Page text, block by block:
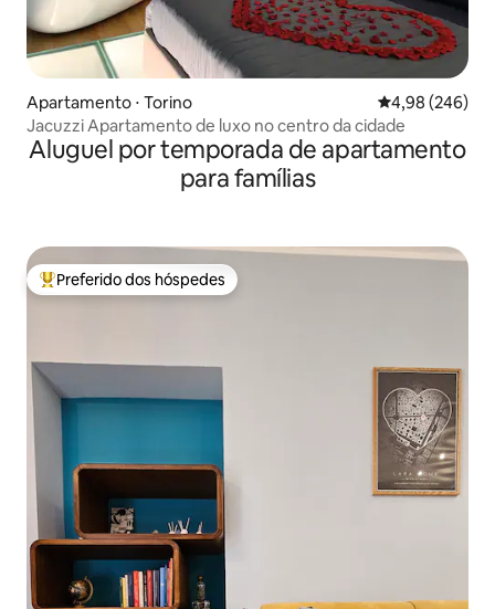
Apartamento ⋅ Torino 4,98 de uma
4,98 (246)
Jacuzzi Apartamento de luxo no centro da cidade
Aluguel por temporada de apartamento
para famílias
Entre os melhores preferidos dos hóspedes
Preferido dos hóspedes